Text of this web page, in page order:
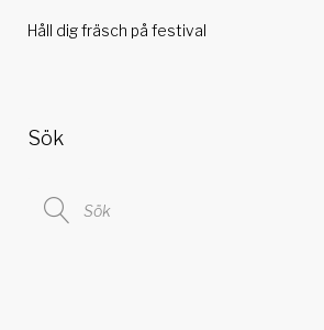
Håll dig fräsch på festival
Sök
for: